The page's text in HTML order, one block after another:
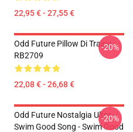
22,95 € - 27,55 €
Odd Future Pillow Di Traino
RB2709
22,08 € - 26,68 €
-20%
Odd Future Nostalgia Ultra -
Swim Good Song - Swim Good
-20%